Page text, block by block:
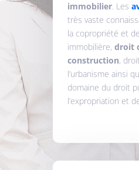
immobilier. Les
très vaste
la copropriété et
immobilière, droit
construction,
l’urbanisme ainsi
domaine du droit
l’expropriation et